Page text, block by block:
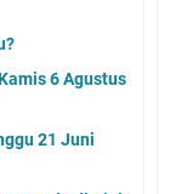
6 Agustus
21 Juni